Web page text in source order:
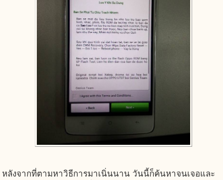
หลังจากที่ตามหาวิธีการมาเนิ่นนาน วันนี้ก็ค้นหาจนเจอและ